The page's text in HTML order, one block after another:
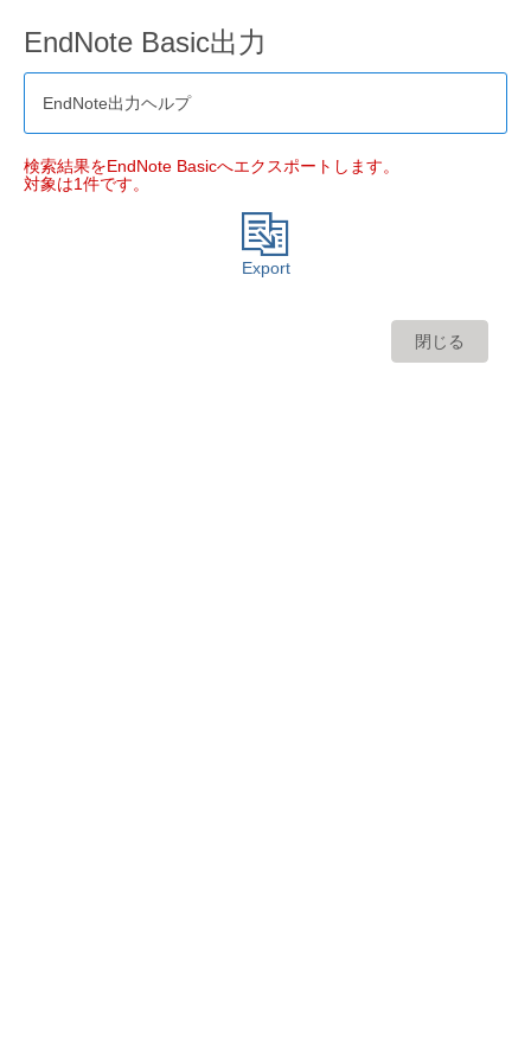
EndNote Basic出力
EndNote出力ヘルプ
検索結果をEndNote Basicへエクスポートします。
対象は1件です。
Export